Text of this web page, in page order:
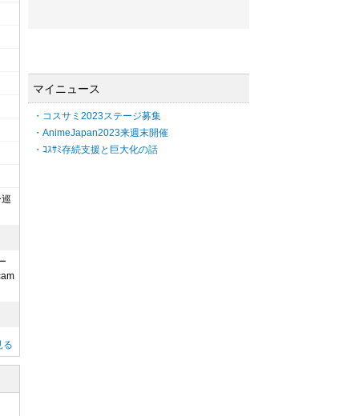
る
マイニュース
・コスサミ2023ステージ募集
・AnimeJapan2023来週末開催
・ｺｽｻﾐ存続支援と巨大化の話